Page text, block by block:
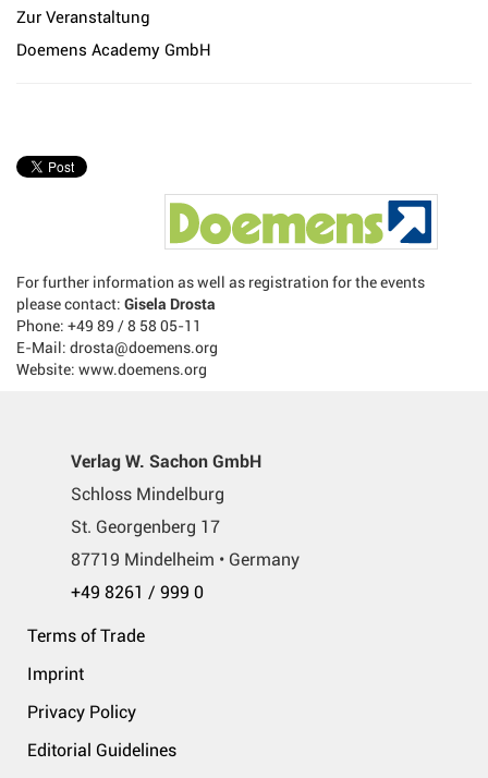
Zur Veranstaltung
Doemens Academy GmbH
For further information as well as registration for the events
please contact: Gisela Drosta
Phone: +49 89 / 8 58 05-11
E-Mail: drosta@doemens.org
Website: www.doemens.org
Verlag W. Sachon GmbH
Schloss Mindelburg
St. Georgenberg 17
87719 Mindelheim • Germany
+49 8261 / 999 0
Terms of Trade
Imprint
Privacy Policy
Editorial Guidelines